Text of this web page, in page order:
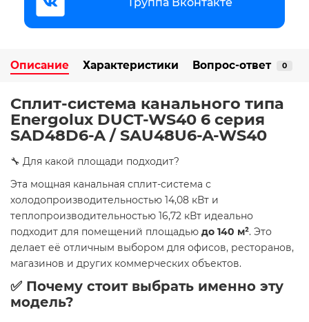
Описание Характеристики Вопрос-ответ 0
Сплит-система канального типа
Energolux DUCT-WS40 6 серия
SAD48D6-A / SAU48U6-A-WS40
🔧 Для какой площади подходит?
Эта мощная канальная сплит-система с
холодопроизводительностью 14,08 кВт и
теплопроизводительностью 16,72 кВт идеально
подходит для помещений площадью до 140 м². Это
делает её отличным выбором для офисов, ресторанов,
магазинов и других коммерческих объектов.
✅ Почему стоит выбрать именно эту
модель?